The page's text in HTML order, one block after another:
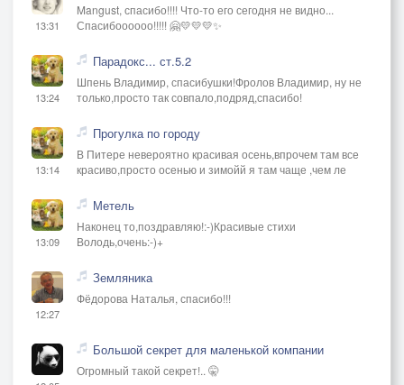
13:31
Mangust, спасибо!!!! Что-то его сегодня не видно...
Спасибоооооо!!!!! 🤗💛💛💛✨
13:24
Парадокс... ст.5.2
Шпень Владимир, спасибушки!Фролов Владимир, ну не
только,просто так совпало,подряд,спасибо!
13:14
Прогулка по городу
В Питере невероятно красивая осень,впрочем там все
красиво,просто осенью и зимойй я там чаще ,чем ле
13:09
Метель
Наконец то,поздравляю!:-)Красивые стихи
Володь,очень:-)+
12:27
Земляника
Фёдорова Наталья, спасибо!!!
Большой секрет для маленькой компании
Огромный такой секрет!.. 🤫